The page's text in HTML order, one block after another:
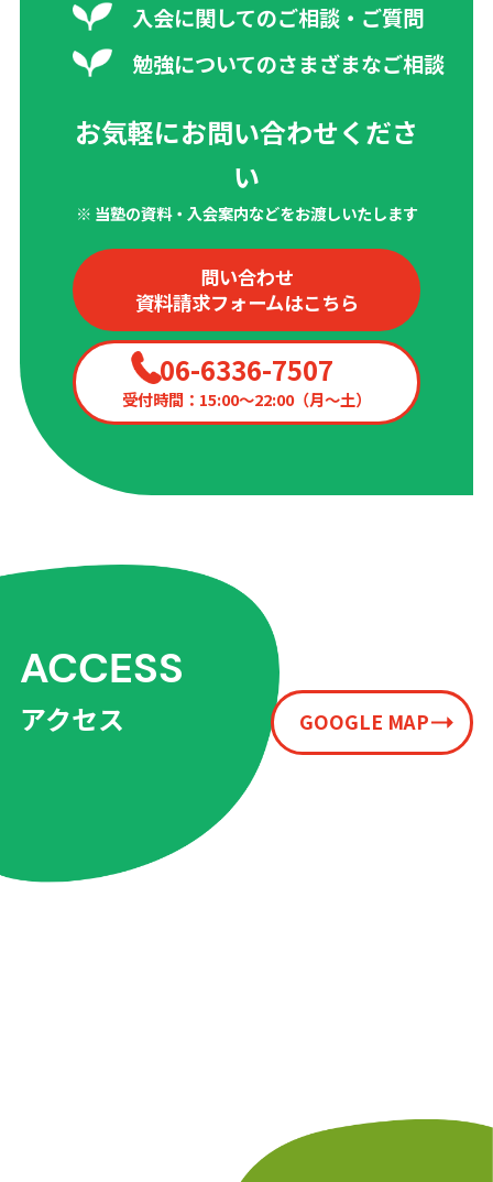
入会に関してのご相談・ご質問
勉強についてのさまざまなご相談
お気軽にお問い合わせくださ
い
※ 当塾の資料・入会案内などをお渡しいたします
問い合わせ
資料請求フォームはこちら
06-6336-7507
受付時間：15:00〜22:00（月〜土）
ACCESS
アクセス GOOGLE MAP